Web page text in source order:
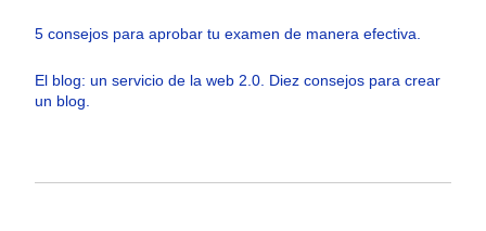
5 consejos para aprobar tu examen de manera efectiva.
El blog: un servicio de la web 2.0. Diez consejos para crear
un blog.